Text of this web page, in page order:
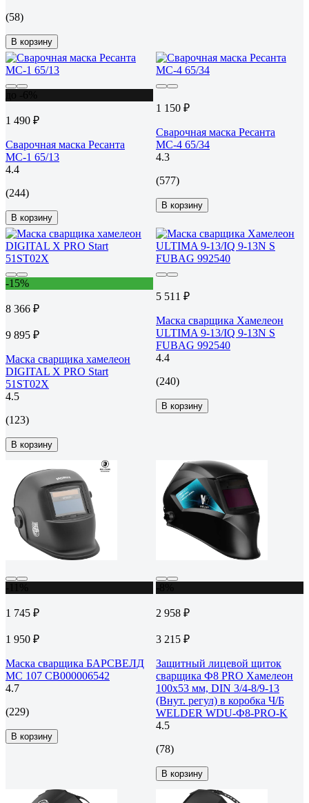
(58)
В корзину
1 490 ₽
Сварочная маска Ресанта
МС-1 65/13
4.4
(244)
В корзину
1 150 ₽
Сварочная маска Ресанта
МС-4 65/34
4.3
(577)
В корзину
-15%
8 366 ₽
9 895 ₽
Маска сварщика хамелеон
DIGITAL X PRO Start
51ST02X
4.5
(123)
В корзину
5 511 ₽
Маска сварщика Хамелеон
ULTIMA 9-13/IQ 9-13N S
FUBAG 992540
4.4
(240)
В корзину
1 745 ₽
1 950 ₽
Маска сварщика БАРСВЕЛД
МС 107 СВ000006542
4.7
(229)
В корзину
2 958 ₽
3 215 ₽
Защитный лицевой щиток
сварщика Ф8 PRO Хамелеон
100x53 мм, DIN 3/4-8/9-13
(Внут. регул) в коробка Ч/Б
WELDER WDU-Ф8-PRO-K
4.5
(78)
В корзину